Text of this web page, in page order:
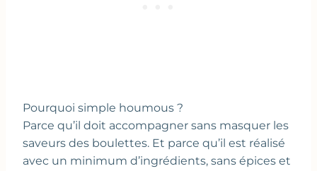
Pourquoi simple houmous ?
Parce qu’il doit accompagner sans masquer les
saveurs des boulettes. Et parce qu’il est réalisé
avec un minimum d’ingrédients, sans épices et